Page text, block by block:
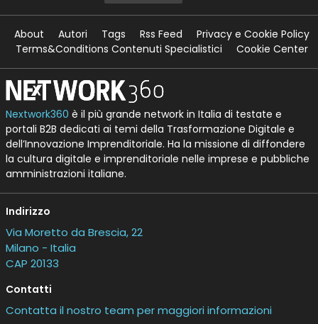
About Autori Tags Rss Feed
Privacy e Cookie Policy
Terms&Conditions Contenuti Specialistici
Cookie Center
Nextwork360 è il più grande network in Italia di testate e
portali B2B dedicati ai temi della Trasformazione Digitale e
dell’Innovazione Imprenditoriale. Ha la missione di diffondere
la cultura digitale e imprenditoriale nelle imprese e pubbliche
amministrazioni italiane.
Indirizzo
Via Moretto da Brescia, 22
Milano - Italia
CAP 20133
Contatti
Contatta il nostro team per maggiori informazioni